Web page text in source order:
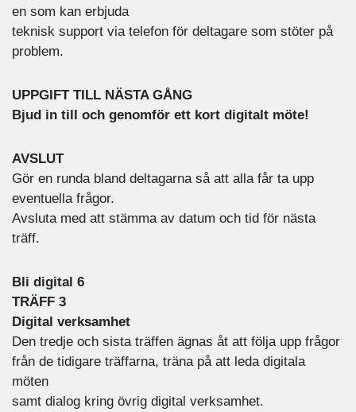
en som kan erbjuda
teknisk support via telefon för deltagare som stöter på
problem.
UPPGIFT TILL NÄSTA GÅNG
Bjud in till och genomför ett kort digitalt möte!
AVSLUT
Gör en runda bland deltagarna så att alla får ta upp
eventuella frågor.
Avsluta med att stämma av datum och tid för nästa
träff.
Bli digital 6
TRÄFF 3
Digital verksamhet
Den tredje och sista träffen ägnas åt att följa upp frågor
från de tidigare träffarna, träna på att leda digitala
möten
samt dialog kring övrig digital verksamhet.